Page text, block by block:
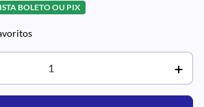
BOLETO OU PIX